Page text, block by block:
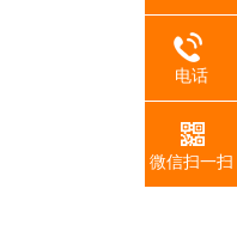
电话
微信扫一扫